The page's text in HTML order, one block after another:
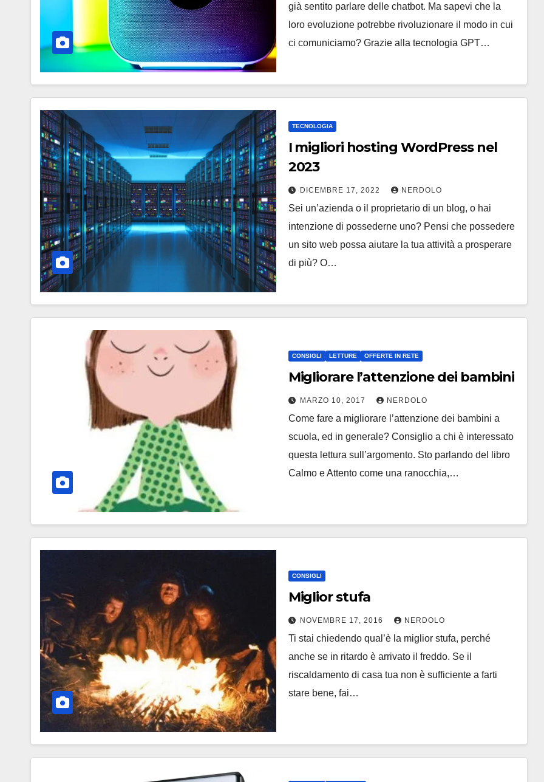
già sentito parlare delle chatbot. Ma sapevi che la
loro evoluzione potrebbe rivoluzionare il modo in cui
ci comuniciamo? Grazie alla tecnologia GPT…
TECNOLOGIA
I migliori hosting WordPress nel
2023
DICEMBRE 17, 2022 NERDOLO
Sei un’azienda o il proprietario di un blog, o hai
intenzione di possederne uno? Pensi che possedere
un sito web possa aiutare la tua attività a prosperare
di più? O…
CONSIGLI LETTURE OFFERTE IN RETE
Migliorare l’attenzione dei bambini
MARZO 10, 2017 NERDOLO
Come fare a migliorare l’attenzione dei bambini a
scuola, ed in generale? Consiglio a chi è interessato
questa lettura sull’argomento. Sto parlando del libro
Calmo e Attento come una ranocchia,…
CONSIGLI
Miglior stufa
NOVEMBRE 17, 2016 NERDOLO
Ti stai chiedendo qual’è la miglior stufa, perché
anche se in ritardo è arrivato il freddo. Se il
riscaldamento di casa tua non è sufficiente a farti
stare bene, fai…